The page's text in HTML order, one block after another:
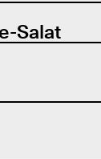
Salat